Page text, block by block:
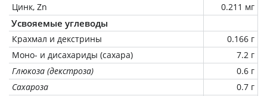
Цинк, Zn
0.211 мг
Усвояемые углеводы
Крахмал и декстрины
0.166 г
Моно- и дисахариды (сахара)
7.2 г
Глюкоза (декстроза)
0.6 г
Сахароза
0.7 г